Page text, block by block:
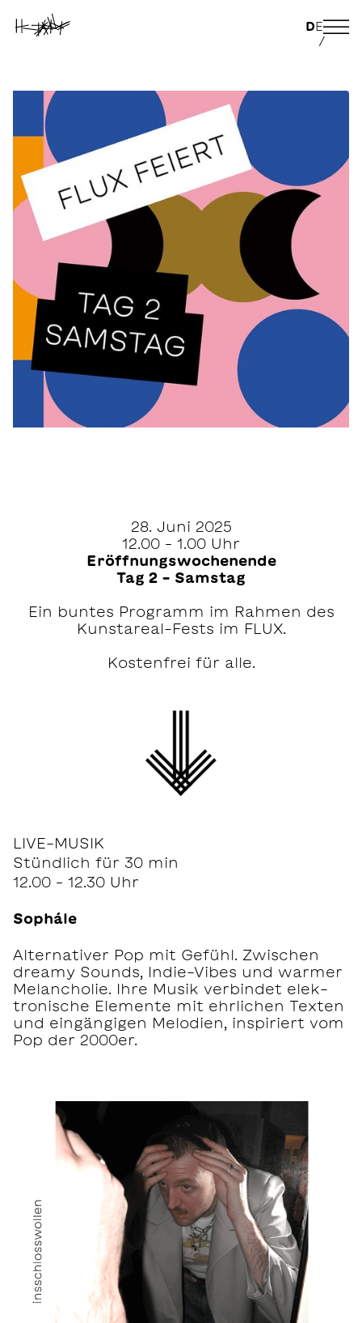
DE
/
28. Juni 2025
12.00 – 1.00 Uhr
Eröffnungswochenende
Tag 2 – Samstag
Ein buntes Programm im Rahmen des
Kunstareal-Fests im FLUX.
Kostenfrei für alle.
LIVE-MUSIK
Stündlich für 30 min
12.00 – 12.30 Uhr
Sophále
Alternativer Pop mit Gefühl. Zwischen
dreamy Sounds, Indie-Vibes und warmer
Melancholie. Ihre Musik verbindet elek-
tronische Elemente mit ehrlichen Texten
und eingängigen Melodien, inspiriert vom
Pop der 2000er.